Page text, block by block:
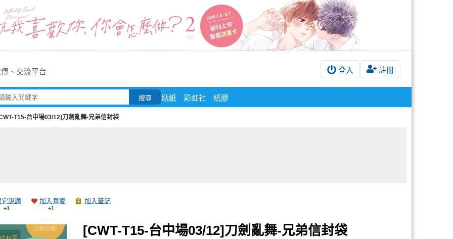
、交流平台 登入 註冊
搜尋 貼紙 彩虹社 紙膠
T15-台中場03/12]刀劍亂舞-兄弟信封袋
它說讚
+1
加入喜愛
+1
加入筆記
[CWT-T15-台中場03/12]刀劍亂舞-兄弟信封袋